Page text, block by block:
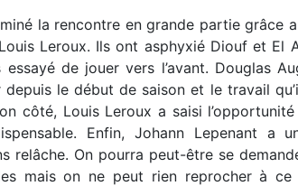
la rencontre en grande partie grâce
Leroux. Ils ont asphyxié Diouf et El
de jouer vers l’avant. Douglas
depuis le début de saison et le travail
côté, Louis Leroux a saisi
Enfin, Johann Lepenant a
relâche. On pourra peut-être se
mais on ne peut rien reprocher à ce